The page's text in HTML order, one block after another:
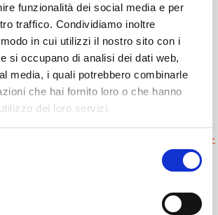
funzionalità dei social media e per
traffico. Condividiamo inoltre
in cui utilizzi il nostro sito con i
si occupano di analisi dei dati web,
media, i quali potrebbero combinarle
che hai fornito loro o che hanno
dei loro servizi.
qui :
memorials/giuseppe-
Necrologi